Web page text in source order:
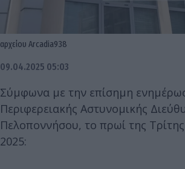
αρχείου Arcadia938
09.04.2025 05:03
Σύμφωνα με την επίσημη
Περιφερειακής Αστυνομικής
Πελοποννήσου, το πρωί της
2025: